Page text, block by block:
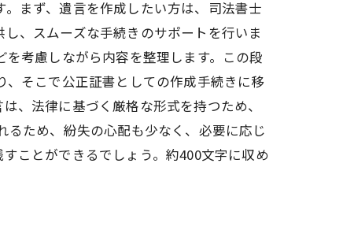
まず、遺言を作成したい方は、司法書士
、スムーズな手続きのサポートを行いま
考慮しながら内容を整理します。この段
そこで公正証書としての作成手続きに移
、法律に基づく厳格な形式を持つため、
ため、紛失の心配も少なく、必要に応じ
ことができるでしょう。約400文字に収め